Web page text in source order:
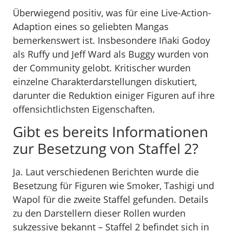
Überwiegend positiv, was für eine Live-Action-
Adaption eines so geliebten Mangas
bemerkenswert ist. Insbesondere Iñaki Godoy
als Ruffy und Jeff Ward als Buggy wurden von
der Community gelobt. Kritischer wurden
einzelne Charakterdarstellungen diskutiert,
darunter die Reduktion einiger Figuren auf ihre
offensichtlichsten Eigenschaften.
Gibt es bereits Informationen
zur Besetzung von Staffel 2?
Ja. Laut verschiedenen Berichten wurde die
Besetzung für Figuren wie Smoker, Tashigi und
Wapol für die zweite Staffel gefunden. Details
zu den Darstellern dieser Rollen wurden
sukzessive bekannt – Staffel 2 befindet sich in